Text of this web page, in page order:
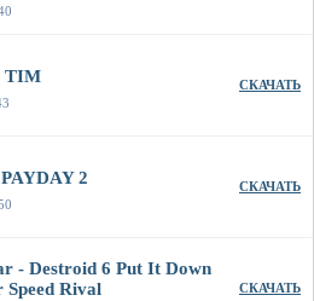
TIM СКАЧАТЬ
2 СКАЧАТЬ
- Destroid 6 Put It Down
Rival
СКАЧАТЬ